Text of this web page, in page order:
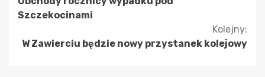
czytanie
Szczekocinami
Kolejny:
W Zawierciu będzie nowy przystanek kolejowy